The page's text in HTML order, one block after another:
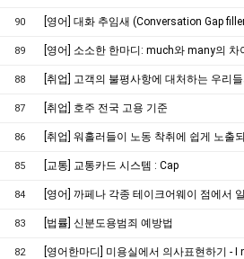
90 [영어] 대화 추임새 (Conversation Gap
89 [영어] 소소한 한마디: much와 many의 차
88 [취업] 고객의 불평사항에 대처하는 우리
87 [취업] 호주 전국 고용 기준
86 [취업] 워홀러들이 노동 착취에 쉽게 노출
85 [교통] 교통카드 시스템 : Cap
84 [영어] 까페나 각종 테이크어웨이 점에서
83 [법률] 신분도용범죄 예방법
82 [영어한마디] 미용실에서 의사표현하기 - I